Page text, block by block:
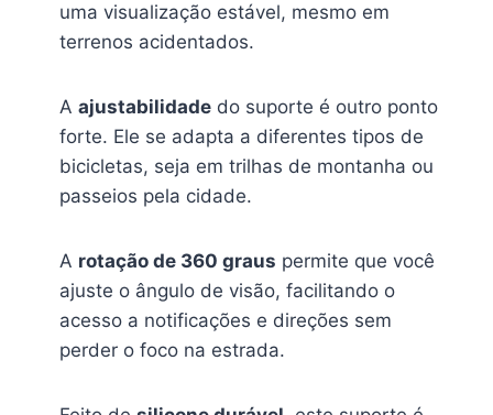
uma visualização estável, mesmo em
terrenos acidentados.
A ajustabilidade do suporte é outro ponto
forte. Ele se adapta a diferentes tipos de
bicicletas, seja em trilhas de montanha ou
passeios pela cidade.
A rotação de 360 graus permite que você
ajuste o ângulo de visão, facilitando o
acesso a notificações e direções sem
perder o foco na estrada.